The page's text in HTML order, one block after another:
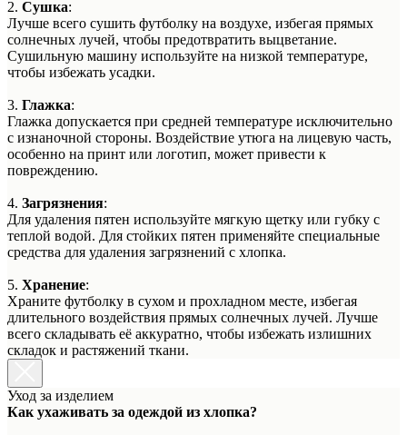
2. Сушка:
Лучше всего сушить футболку на воздухе, избегая прямых
солнечных лучей, чтобы предотвратить выцветание.
Сушильную машину используйте на низкой температуре,
чтобы избежать усадки.
3. Глажка:
Глажка допускается при средней температуре исключительно
с изнаночной стороны. Воздействие утюга на лицевую часть,
особенно на принт или логотип, может привести к
повреждению.
4. Загрязнения:
Для удаления пятен используйте мягкую щетку или губку с
теплой водой. Для стойких пятен применяйте специальные
средства для удаления загрязнений с хлопка.
5. Хранение:
Храните футболку в сухом и прохладном месте, избегая
длительного воздействия прямых солнечных лучей. Лучше
всего складывать её аккуратно, чтобы избежать излишних
складок и растяжений ткани.
Уход за изделием
Как ухаживать за одеждой из хлопка?